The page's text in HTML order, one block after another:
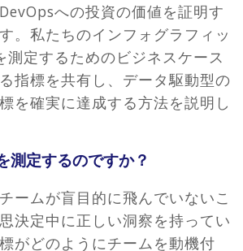
への投資の価値を証明す
。私たちのインフォグラフィッ
測定するためのビジネスケース
指標を共有し、データ駆動型の
を確実に達成する方法を説明し
測定するのですか？
ームが盲目的に飛んでいないこ
決定中に正しい洞察を持ってい
がどのようにチームを動機付